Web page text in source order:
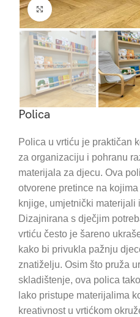
Click to enlarge
Polica
Polica u vrtiću je praktičan
za organizaciju i pohranu
materijala za djecu. Ova
otvorene pretince na
knjige, umjetnički materijali
Dizajnirana s dječjim
vrtiću često je šareno
kako bi privukla pažnju
znatiželju. Osim što pruža
skladištenje, ova polica
lako pristupe materijalima
kreativnost u vrtićkom